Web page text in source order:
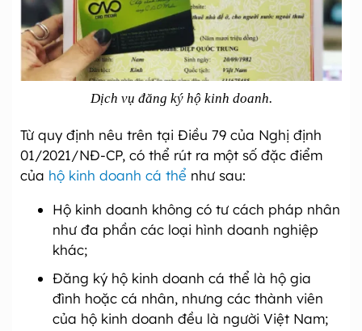
Dịch vụ đăng ký hộ kinh doanh.
Từ quy định nêu trên tại Điều 79 của Nghị định
01/2021/NĐ-CP, có thể rút ra một số đặc điểm
của hộ kinh doanh cá thể như sau:
Hộ kinh doanh không có tư cách pháp nhân
như đa phần các loại hình doanh nghiệp
khác;
Đăng ký hộ kinh doanh cá thể là hộ gia
đình hoặc cá nhân, nhưng các thành viên
của hộ kinh doanh đều là người Việt Nam;